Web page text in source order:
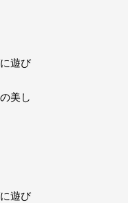
遊び
美し
遊び